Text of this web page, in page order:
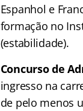
Espanhol e
formação no
(estabilidade).
Concurso de
ingresso na
de pelo menos